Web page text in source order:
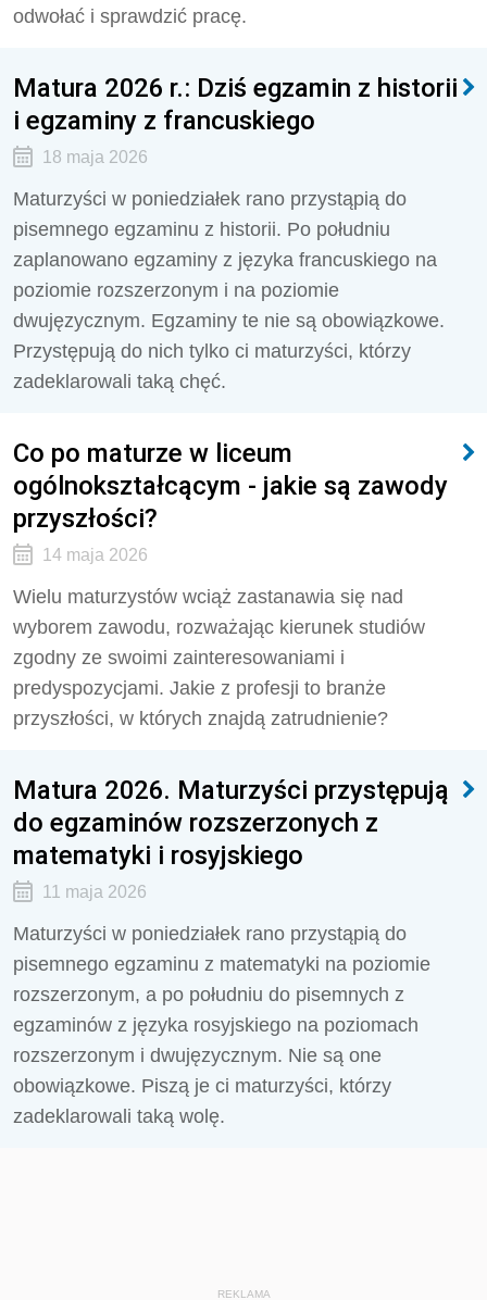
odwołać i sprawdzić pracę.
Matura 2026 r.: Dziś egzamin z historii
i egzaminy z francuskiego
18 maja 2026
Maturzyści w poniedziałek rano przystąpią do
pisemnego egzaminu z historii. Po południu
zaplanowano egzaminy z języka francuskiego na
poziomie rozszerzonym i na poziomie
dwujęzycznym. Egzaminy te nie są obowiązkowe.
Przystępują do nich tylko ci maturzyści, którzy
zadeklarowali taką chęć.
Co po maturze w liceum
ogólnokształcącym - jakie są zawody
przyszłości?
14 maja 2026
Wielu maturzystów wciąż zastanawia się nad
wyborem zawodu, rozważając kierunek studiów
zgodny ze swoimi zainteresowaniami i
predyspozycjami. Jakie z profesji to branże
przyszłości, w których znajdą zatrudnienie?
Matura 2026. Maturzyści przystępują
do egzaminów rozszerzonych z
matematyki i rosyjskiego
11 maja 2026
Maturzyści w poniedziałek rano przystąpią do
pisemnego egzaminu z matematyki na poziomie
rozszerzonym, a po południu do pisemnych z
egzaminów z języka rosyjskiego na poziomach
rozszerzonym i dwujęzycznym. Nie są one
obowiązkowe. Piszą je ci maturzyści, którzy
zadeklarowali taką wolę.
REKLAMA